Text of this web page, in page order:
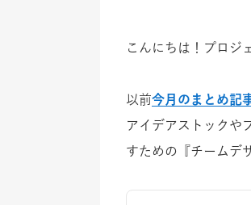
こんにちは！プロジ
以前今月のまとめ記
アイデアストックや
すための『チームデ